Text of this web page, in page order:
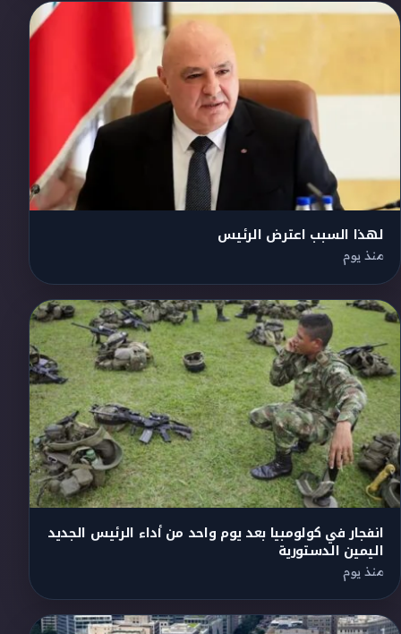
لهذا السبب اعترض الرئيس
منذ يوم
انفجار في كولومبيا بعد يوم واحد من أداء الرئيس الجديد
اليمين الدستورية
منذ يوم